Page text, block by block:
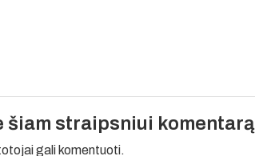
šiam straipsniui komentarą
gali komentuoti.